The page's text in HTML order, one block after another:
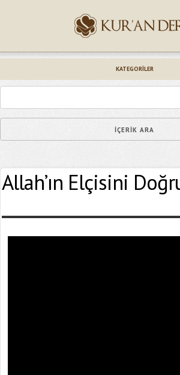
KATEGORILER
Allah’ın Elçisini
Epostanız (*)
Yaşadığınız Hatanın Ayrıntıları